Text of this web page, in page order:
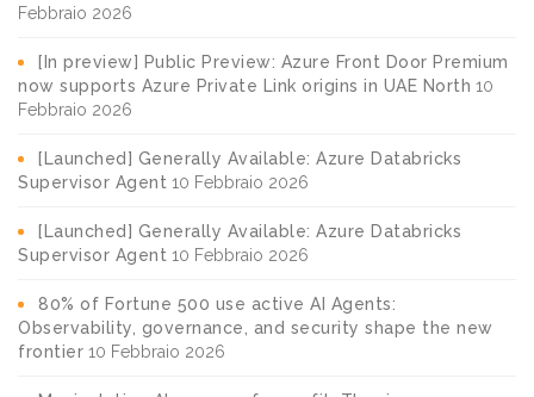
Febbraio 2026
[In preview] Public Preview: Azure Front Door Premium
now supports Azure Private Link origins in UAE North 10
Febbraio 2026
[Launched] Generally Available: Azure Databricks
Supervisor Agent 10 Febbraio 2026
[Launched] Generally Available: Azure Databricks
Supervisor Agent 10 Febbraio 2026
80% of Fortune 500 use active AI Agents:
Observability, governance, and security shape the new
frontier 10 Febbraio 2026